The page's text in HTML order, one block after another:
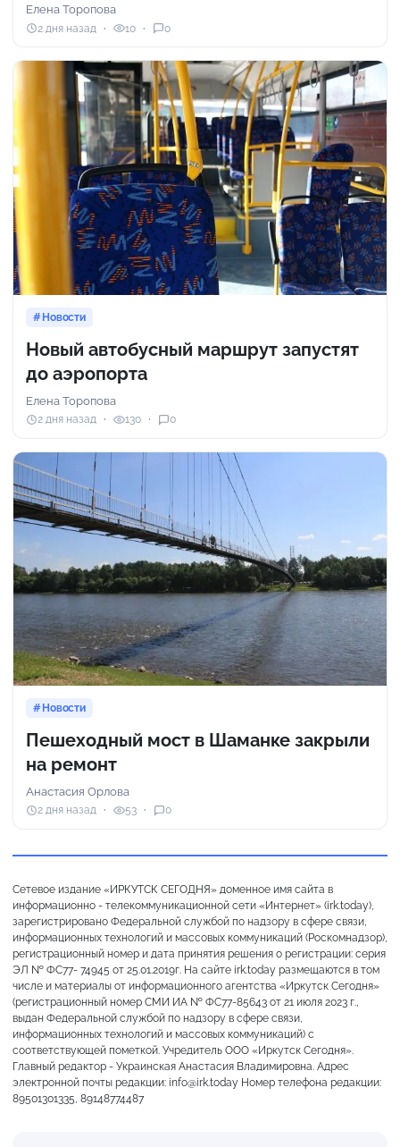
Елена Торопова
2 дня назад 10 0
Новости
Новый автобусный маршрут запустят
до аэропорта
Елена Торопова
2 дня назад 130 0
Новости
Пешеходный мост в Шаманке закрыли
на ремонт
Анастасия Орлова
2 дня назад 53 0
Сетевое издание «ИРКУТСК СЕГОДНЯ» доменное имя сайта в
информационно - телекоммуникационной сети «Интернет» (irk.today),
зарегистрировано Федеральной службой по надзору в сфере связи,
информационных технологий и массовых коммуникаций (Роскомнадзор),
регистрационный номер и дата принятия решения о регистрации: серия
ЭЛ № ФС77- 74945 от 25.01.2019г. На сайте irk.today размещаются в том
числе и материалы от информационного агентства «Иркутск Сегодня»
(регистрационный номер СМИ ИА № ФС77-85643 от 21 июля 2023 г.,
выдан Федеральной службой по надзору в сфере связи,
информационных технологий и массовых коммуникаций) с
соответствующей пометкой. Учредитель ООО «Иркутск Сегодня».
Главный редактор - Украинская Анастасия Владимировна. Адрес
электронной почты редакции: info@irk.today Номер телефона редакции:
89501301335, 89148774487